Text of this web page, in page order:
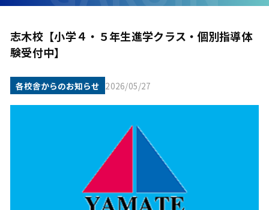
志木校【小学４・５年生進学クラス・個別指導体
験受付中】
各校舎からのお知らせ 2026/05/27